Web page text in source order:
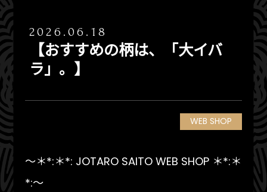
2026.06.18
【おすすめの柄は、「大イバ
ラ」。】
WEB SHOP
～＊*:＊*: JOTARO SAITO WEB SHOP ＊*:＊
*:～